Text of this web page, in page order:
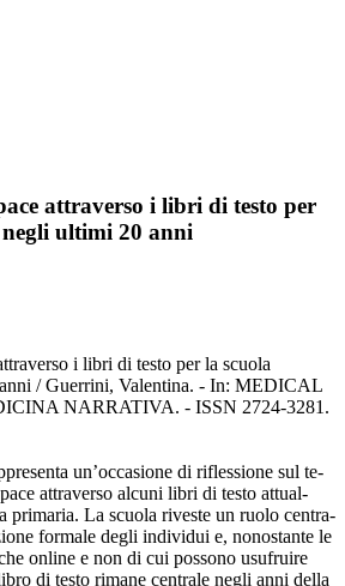
attraverso i libri di testo per
ultimi 20 anni
i libri di testo per la scuola
/ Guerrini, Valentina. - In: MEDICAL
NARRATIVA. - ISSN 2724-3281.
un’occasione di riflessione sul te-
attraverso alcuni libri di testo attual-
primaria. La scuola riveste un ruolo centra-
formale degli individui e, nonostante le
online e non di cui possono usufruire
di testo rimane centrale negli anni della